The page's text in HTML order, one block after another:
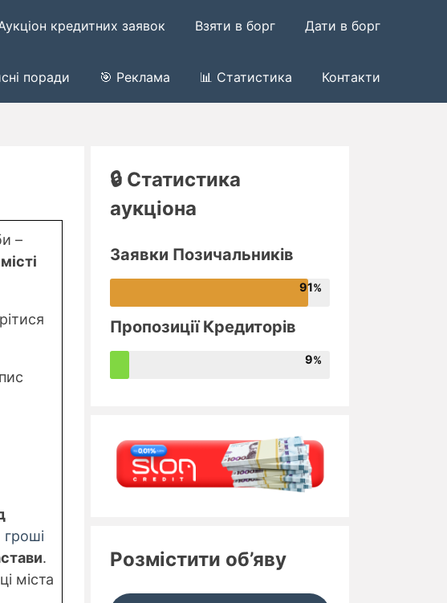
кредитних заявок Взяти в борг Дати в борг
поради 🎯 Реклама 📊 Статистика Контакти
–
.
міста
🔒 Статистика
аукціона
Заявки Позичальників
91
Пропозиції Кредиторів
9
Розмістити об’яву